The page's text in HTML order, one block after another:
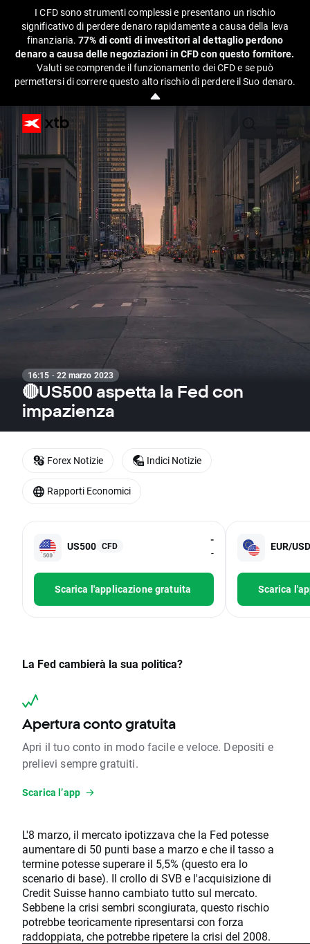
I CFD sono strumenti complessi e presentano un rischio
significativo di perdere denaro rapidamente a causa della leva
finanziaria.77% di conti di investitori al dettaglio perdono
denaro a causa delle negoziazioni in CFD con questo fornitore.
Valuti se comprende il funzionamento dei CFD e se può
permettersi di correre questo alto rischio di perdere il Suo denaro.
16:15 · 22 marzo 2023
🔴US500 aspetta la Fed con
impazienza
US500 CFD
-
-
Scarica l'applicazione gratuita
EUR/USD
Scarica
La Fed cambierà la sua politica?
Apertura conto gratuita
Apri il tuo conto in modo facile e veloce. Depositi e
prelievi sempre gratuiti.
Scarica l’app
L'8 marzo, il mercato ipotizzava che la Fed potesse
aumentare di 50 punti base a marzo e che il tasso a
termine potesse superare il 5,5% (questo era lo
scenario di base). Il crollo di SVB e l'acquisizione di
Credit Suisse hanno cambiato tutto sul mercato.
Sebbene la crisi sembri scongiurata, questo rischio
potrebbe teoricamente ripresentarsi con forza
raddoppiata, che potrebbe ripetere la crisi del 2008.
Forex Notizie Indici Notizie
Rapporti Economici